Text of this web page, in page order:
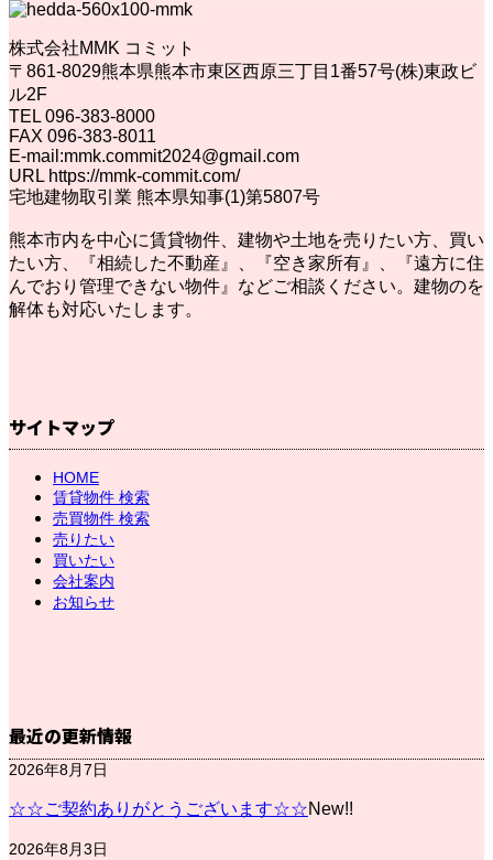
株式会社MMK コミット
〒861-8029熊本県熊本市東区西原三丁目1番57号(株)東政ビ
ル2F
TEL 096-383-8000
FAX 096-383-8011
E-mail:mmk.commit2024@gmail.com
URL https://mmk-commit.com/
宅地建物取引業 熊本県知事(1)第5807号
熊本市内を中心に賃貸物件、建物や土地を売りたい方、買い
たい方、『相続した不動産』、『空き家所有』、『遠方に住
んでおり管理できない物件』などご相談ください。建物のを
解体も対応いたします。
サイトマップ
HOME
賃貸物件 検索
売買物件 検索
売りたい
買いたい
会社案内
お知らせ
最近の更新情報
2026年8月7日
☆☆ご契約ありがとうございます☆☆New!!
2026年8月3日